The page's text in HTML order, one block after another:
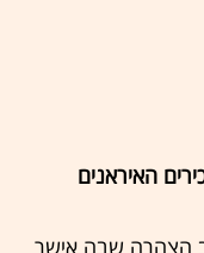
האיראנים